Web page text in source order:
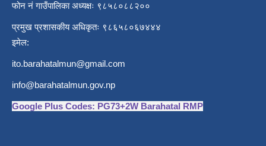
फोन नं गाउँपालिका अध्यक्षः ९८५८०८८२००
प्रमुख प्रशासकीय अधिकृतः ९८६५८०६७४४४
इमेल:
ito.barahatalmun@gmail.com
info@barahatalmun.gov.np
Google Plus Codes: PG73+2W Barahatal RMP